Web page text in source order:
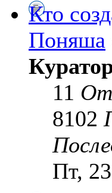
Кто
Поняша
11
8102
Пт,